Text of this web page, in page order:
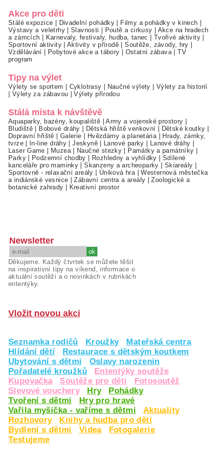
Akce pro děti
Stálé expozice Divadelní pohádky Filmy a pohádky v kinech
Výstavy a veletrhy|Slavnosti Poutě a cirkusy
Akce na hradech
a zámcích
Karnevaly, festivaly, hudba, tanec Tvořivé aktivity
Sportovní aktivity|Aktivity v přírodě |Soutěže, závody, hry
Vzdělávání
Pobytové akce a tábory Ostatní zábava |TV
program
Tipy na výlet
Výlety se sportem Cyklotrasy Naučné výlety
Výlety za historií
Výlety za zábavou |Výlety přírodou
Stálá místa k návštěvě
Aquaparky, bazény, koupaliště |Army a vojenské prostory
Bludiště
Bobové dráhy Dětská hřiště venkovní Dětské koutky
Dopravní hřiště
Galerie Hvězdárny a planetária
Hrady, zámky,
tvrze| In-line dráhy |Jeskyně| Lanové parky Lanové dráhy
Laser Game
Muzea| Naučné stezky Památky a památníky
Parky| Podzemní chodby Rozhledny a vyhlídky
Sdílené
kanceláře pro maminky |Skanzeny a archeoparky Skiareály
Sportovně - relaxační areály
Úniková hra |Westernová městečka
a indiánské vesnice |Zábavní centra a areály |Zoologické a
botanické zahrady
Kreativní prostor
Newsletter
Děkujeme. Každý čtvrtek se můžete těšit
na inspirativní tipy na víkend, informace o
aktuální soutěži a o novinkách v rubrikách
ententýky.
Vložit novou akci
Seznamka rodičů Kroužky
Mateřská centra
Hlídání dětí
Restaurace s dětským koutkem
Ubytování s dětmi
Oslavy narozenin
Pořadatelé kroužků
Ententýky soutěže
Kupovačka
Soutěže pro děti
Fotosoutěž
Slevové vouchery
Hry
Pohádky
Tvoření s dětmi
Hry pro hravé
Vařila myšička - vaříme s dětmi
Aktuality
Rozhovory
Knihy a hudba pro děti
Bydlení s dětmi
Videa
Fotogalerie
Testujeme